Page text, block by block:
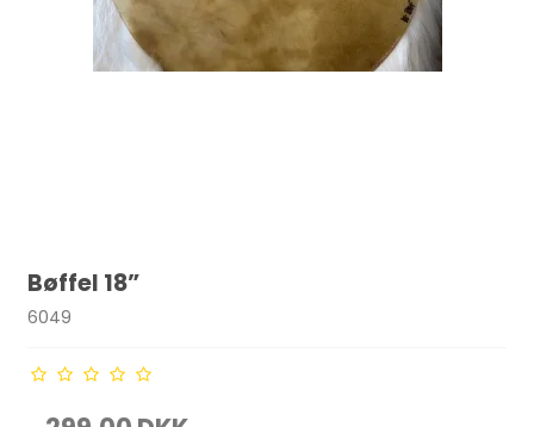
Bøffel 18”
6049